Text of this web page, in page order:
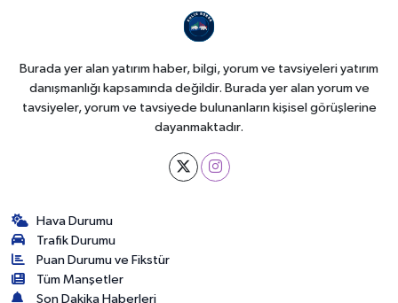
Burada yer alan yatırım haber, bilgi, yorum ve tavsiyeleri yatırım
danışmanlığı kapsamında değildir. Burada yer alan yorum ve
tavsiyeler, yorum ve tavsiyede bulunanların kişisel görüşlerine
dayanmaktadır.
Hava Durumu
Trafik Durumu
Puan Durumu ve Fikstür
Tüm Manşetler
Son Dakika Haberleri